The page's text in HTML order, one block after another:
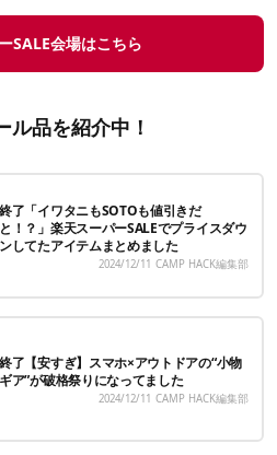
SALE会場はこちら
ル品を紹介中！
終了「イワタニもSOTOも値引きだ
と！？」楽天スーパーSALEでプライスダウ
ンしてたアイテムまとめました
2024/12/11 CAMP HACK編集部
終了【安すぎ】スマホ×アウトドアの“小物
ギア”が破格祭りになってました
2024/12/11 CAMP HACK編集部